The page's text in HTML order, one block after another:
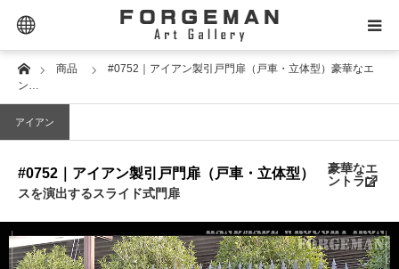
Home商品
#0752｜アイアン製引戸門扉（戸車・立体型）豪華なエ
ン…
アイアン
#0752｜アイアン製引戸門扉（戸車・立体型）
豪華なエ
ントラン
スを演出するスライド式門扉
SELECTOR｜セレクター
PRICE｜価格帯